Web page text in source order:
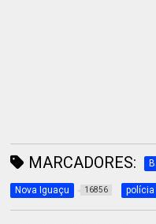
MARCADORES:
Nova Iguaçu 16856 polícia